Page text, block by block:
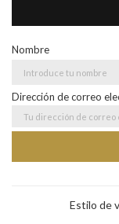
Nombre
Dirección de correo
Estilo de